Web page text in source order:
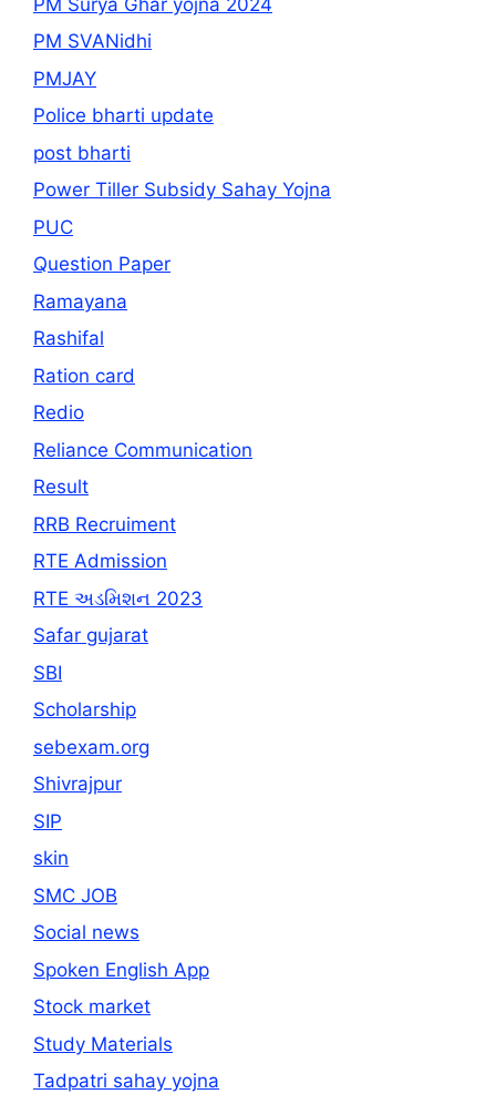
PM SVANidhi
PMJAY
Police bharti update
post bharti
Power Tiller Subsidy Sahay Yojna
PUC
Question Paper
Ramayana
Rashifal
Ration card
Redio
Reliance Communication
Result
RRB Recruiment
RTE Admission
RTE અડમિશન 2023
Safar gujarat
SBI
Scholarship
sebexam.org
Shivrajpur
SIP
skin
SMC JOB
Social news
Spoken English App
Stock market
Study Materials
Tadpatri sahay yojna